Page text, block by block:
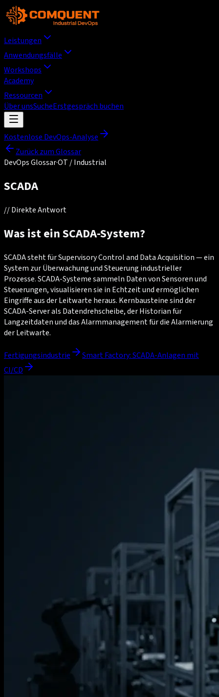
Leistungen
Anwendungsfälle
Workshops
Academy
Ressourcen
Über unsSucheErstgespräch buchen
Kostenlose DevOps-Analyse
Zurück zum Glossar
DevOps Glossar·OT / Industrial
SCADA
//Direkte Antwort
Was ist ein SCADA-System?
SCADA steht für Supervisory Control and Data Acquisition — ein
System zur Überwachung und Steuerung industrieller
Prozesse. SCADA-Systeme sammeln Daten von Sensoren und
Steuerungen, visualisieren sie in Echtzeit und ermöglichen
Eingriffe aus der Leitwarte heraus. Kernbausteine sind der
SCADA-Server als Datendrehscheibe, der Historian für
Langzeitdaten und das Alarmmanagement für die Alarmierung
der Leitwarte.
Fertigungsindustrie
Smart Factory: SCADA-Anlagen mit
CI/CD